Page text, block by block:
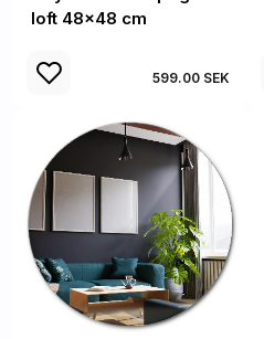
loft 48x48 cm
599.00 SEK